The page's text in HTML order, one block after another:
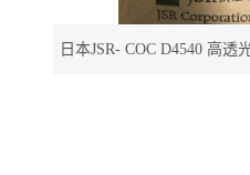
日本JSR- COC D4540 高透